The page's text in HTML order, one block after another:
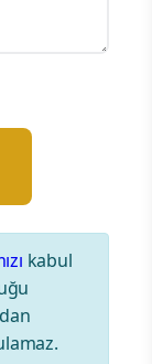
kabul